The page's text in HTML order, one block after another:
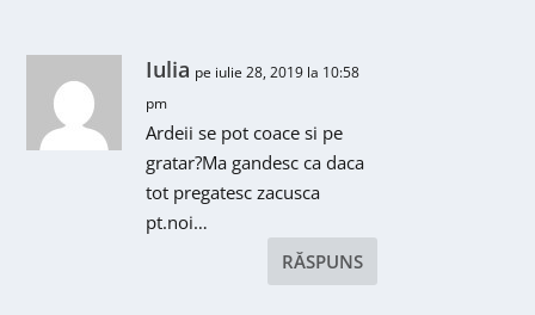
Iulia pe iulie 28, 2019 la 10:58
pm
Ardeii se pot coace si pe
gratar?Ma gandesc ca daca
tot pregatesc zacusca
pt.noi…
RĂSPUNS